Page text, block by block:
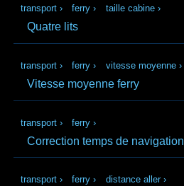
transport › ferry › taille cabine ›
Quatre lits
transport › ferry › vitesse moyenne ›
Vitesse moyenne ferry
transport › ferry ›
Correction temps de navigation
transport › ferry › distance aller ›